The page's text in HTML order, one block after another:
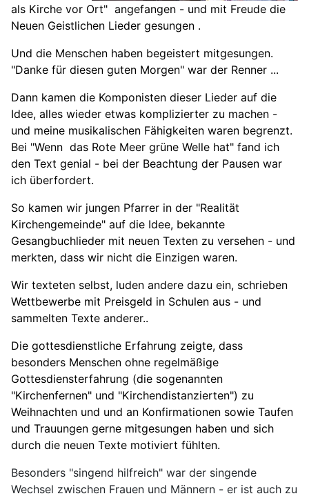
als Kirche vor Ort" angefangen - und mit Freude die
Neuen Geistlichen Lieder gesungen .
Und die Menschen haben begeistert mitgesungen.
"Danke für diesen guten Morgen" war der Renner ...
Dann kamen die Komponisten dieser Lieder auf die
Idee, alles wieder etwas komplizierter zu machen -
und meine musikalischen Fähigkeiten waren begrenzt.
Bei "Wenn das Rote Meer grüne Welle hat" fand ich
den Text genial - bei der Beachtung der Pausen war
ich überfordert.
So kamen wir jungen Pfarrer in der "Realität
Kirchengemeinde" auf die Idee, bekannte
Gesangbuchlieder mit neuen Texten zu versehen - und
merkten, dass wir nicht die Einzigen waren.
Wir texteten selbst, luden andere dazu ein, schrieben
Wettbewerbe mit Preisgeld in Schulen aus - und
sammelten Texte anderer..
Die gottesdienstliche Erfahrung zeigte, dass
besonders Menschen ohne regelmäßige
Gottesdiensterfahrung (die sogenannten
"Kirchenfernen" und "Kirchendistanzierten") zu
Weihnachten und und an Konfirmationen sowie Taufen
und Trauungen gerne mitgesungen haben und sich
durch die neuen Texte motiviert fühlten.
Besonders "singend hilfreich" war der singende
Wechsel zwischen Frauen und Männern - er ist auch zu